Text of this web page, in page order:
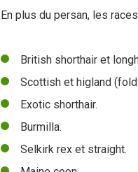
En plus du persan, les
British shorthair et
Scottish et higland
Exotic shorthair.
Burmilla.
Selkirk rex et straight.